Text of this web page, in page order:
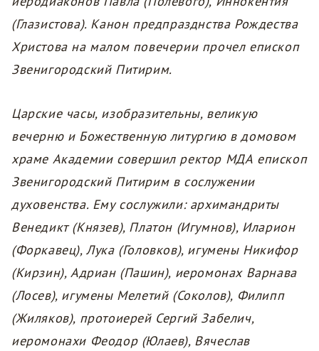
(Глазистова). Канон предпразднства Рождества
Христова на малом повечерии прочел епископ
Звенигородский Питирим.
Царские часы, изобразительны, великую
вечерню и Божественную литургию в домовом
храме Академии совершил ректор МДА епископ
Звенигородский Питирим в сослужении
духовенства. Ему сослужили: архимандриты
Венедикт (Князев), Платон (Игумнов), Иларион
(Форкавец), Лука (Головков), игумены Никифор
(Кирзин), Адриан (Пашин), иеромонах Варнава
(Лосев), игумены Мелетий (Соколов), Филипп
(Жиляков), протоиерей Сергий Забелич,
иеромонахи Феодор (Юлаев), Вячеслав